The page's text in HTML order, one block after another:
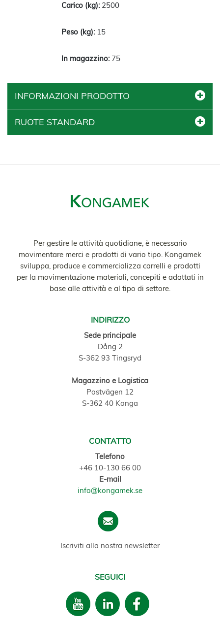
2500
15
75
INFORMAZIONI PRODOTTO
RUOTE STANDARD
Per gestire le attività quotidiane, è necessario
movimentare merci e prodotti di vario tipo. Kongamek
sviluppa, produce e commercializza carrelli e prodotti
per la movimentazione materiali, concepiti e adattati in
base alle attività e al tipo di settore.
INDIRIZZO
Sede principale
Dång 2
S-362 93 Tingsryd
Magazzino e Logistica
Postvägen 12
S-362 40 Konga
CONTATTO
Telefono
+46 10-130 66 00
E-mail
info@kongamek.se
Iscriviti alla nostra newsletter
SEGUICI